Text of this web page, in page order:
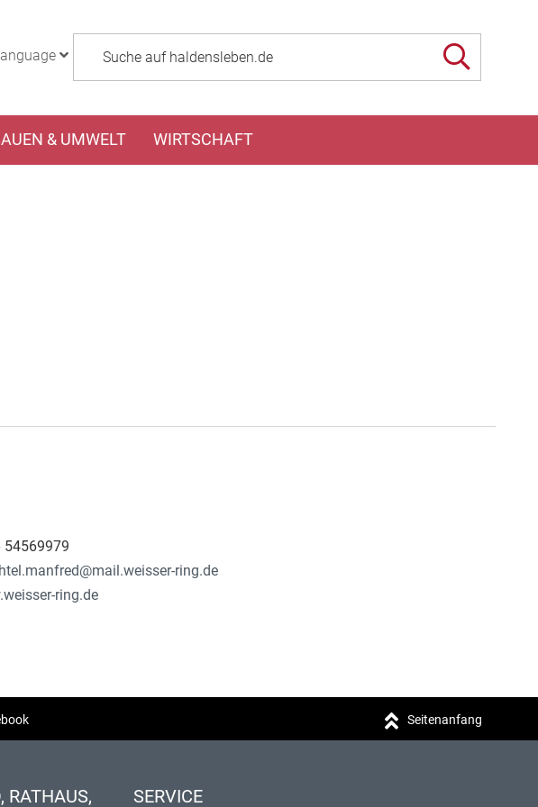
& UMWELT WIRTSCHAFT
54569979
ring.de
ring.de
Seitenanfang
RATHAUS, SERVICE